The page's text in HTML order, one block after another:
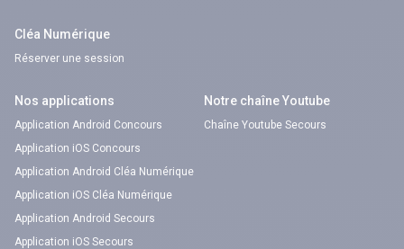
Cléa Numérique
Réserver une session
Nos applications
Application Android Concours
Application iOS Concours
Application Android Cléa Numérique
Application iOS Cléa Numérique
Application Android Secours
Application iOS Secours
Notre chaîne Youtube
Chaîne Youtube Secours